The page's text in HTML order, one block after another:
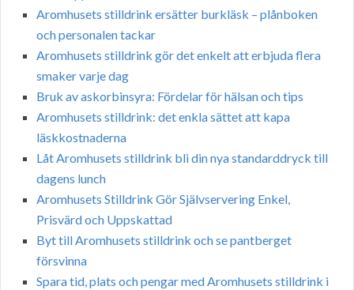
Aromhusets stilldrink ersätter burkläsk – plånboken
och personalen tackar
Aromhusets stilldrink gör det enkelt att erbjuda flera
smaker varje dag
Bruk av askorbinsyra: Fördelar för hälsan och tips
Aromhusets stilldrink: det enkla sättet att kapa
läskkostnaderna
Låt Aromhusets stilldrink bli din nya standarddryck till
dagens lunch
Aromhusets Stilldrink Gör Självservering Enkel,
Prisvärd och Uppskattad
Byt till Aromhusets stilldrink och se pantberget
försvinna
Spara tid, plats och pengar med Aromhusets stilldrink i